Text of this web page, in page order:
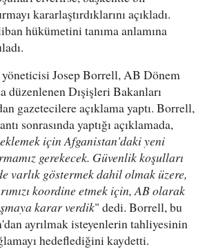
kararlaştırdıklarını açıkladı.
hükümetini tanıma anlamına
Josep Borrell, AB Dönem
düzenlenen Dışişleri Bakanları
gazetecilere açıklama yaptı. Borrell,
sonrasında yaptığı açıklamada,
için Afganistan'daki yeni
gerekecek. Güvenlik koşulları
varlık göstermek dahil olmak üzere,
koordine etmek için, AB olarak
karar verdik" dedi. Borrell, bu
ayrılmak isteyenlerin tahliyesinin
hedeflediğini kaydetti.